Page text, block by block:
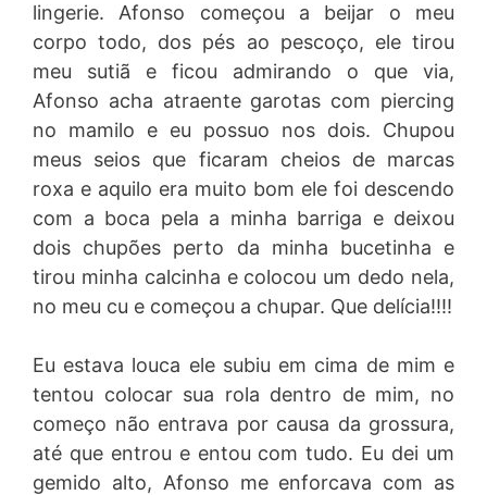
lingerie. Afonso começou a beijar o meu
corpo todo, dos pés ao pescoço, ele tirou
meu sutiã e ficou admirando o que via,
Afonso acha atraente garotas com piercing
no mamilo e eu possuo nos dois. Chupou
meus seios que ficaram cheios de marcas
roxa e aquilo era muito bom ele foi descendo
com a boca pela a minha barriga e deixou
dois chupões perto da minha bucetinha e
tirou minha calcinha e colocou um dedo nela,
no meu cu e começou a chupar. Que delícia!!!!
Eu estava louca ele subiu em cima de mim e
tentou colocar sua rola dentro de mim, no
começo não entrava por causa da grossura,
até que entrou e entou com tudo. Eu dei um
gemido alto, Afonso me enforcava com as